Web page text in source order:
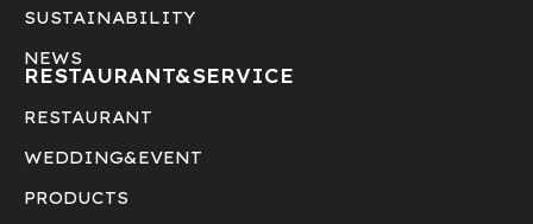
SUSTAINABILITY
NEWS
RESTAURANT&SERVICE
RESTAURANT
WEDDING&EVENT
PRODUCTS